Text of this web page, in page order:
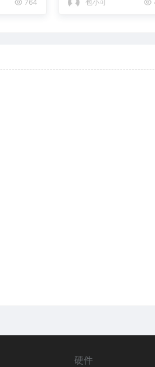
764 包小可
硬件